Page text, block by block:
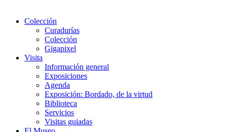
Colección
Curadurías
Colección
Gigapixel
Visita
Información general
Exposiciones
Agenda
Exposición: Bordado, de la virtud
Biblioteca
Servicios
Visitas guiadas